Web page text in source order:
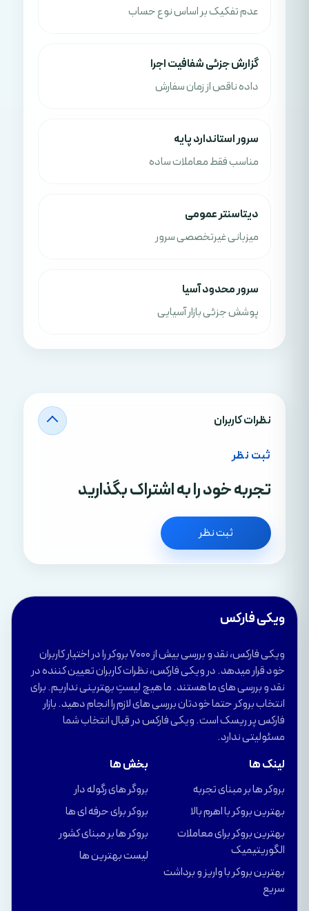
عدم تفکیک بر اساس نوع حساب
گزارش جزئی شفافیت اجرا
داده ناقص از زمان سفارش
سرور استاندارد پایه
مناسب فقط معاملات ساده
دیتاسنتر عمومی
میزبانی غیرتخصصی سرور
سرور محدود آسیا
پوشش جزئی بازار آسیایی
نظرات کاربران
ثبت نظر
تجربه خود را به اشتراک بگذارید
ثبت نظر
ویکی فارکس
ویکی فارکس، نقد و بررسی بیش از 7000 بروکر را در اختیار کاربران
خود قرار میدهد. در ویکی فارکس، نظرات کاربران تعیین کننده در
نقد و بررسی های ما هستند. ما هیچ لیستِ بهترینی نداریم. برای
انتخاب بروکر حتما خودتان بررسی های لازم را انجام دهید. بازار
فارکس پر ریسک است. ویکی فارکس در قبال انتخاب شما
مسئولیتی ندارد.
لینک ها
بروکر ها بر مبنای تجربه
بهترین بروکر با اهرم بالا
بهترین بروکر برای معاملات
الگوریتیمیک
بهترین بروکر با واریز و برداشت
سریع
بخش ها
بروگر های رگوله دار
بروکر برای حرفه ای ها
بروکر ها بر مبنای کشور
لیست بهترین ها